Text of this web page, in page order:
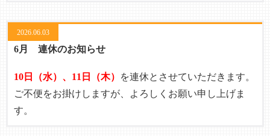
2026.06.03
6月 連休のお知らせ
10日（水）、11日（木）
を連休とさせていただきます。
ご不便をお掛けしますが、よろしくお願い申し上げま
す。